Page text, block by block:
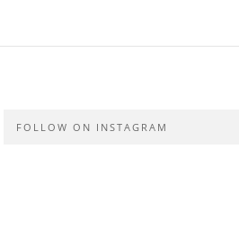
FOLLOW ON INSTAGRAM